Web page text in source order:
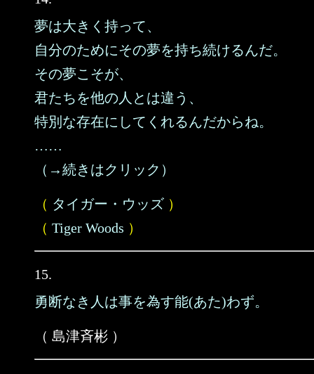
夢は大きく持って、
自分のためにその夢を持ち続けるんだ。
その夢こそが、
君たちを他の人とは違う、
特別な存在にしてくれるんだからね。
……
（→続きはクリック）
（ タイガー・ウッズ ）
（ Tiger Woods ）
15.
勇断なき人は事を為す能(あた)わず。
（ 島津斉彬 ）